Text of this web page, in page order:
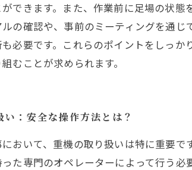
できます。また、作業前に足場の状
の確認や、事前のミーティングを通
必要です。これらのポイントをしっ
むことが求められます。
い：安全な操作方法とは？
おいて、重機の取り扱いは特に重要
た専門のオペレーターによって行う